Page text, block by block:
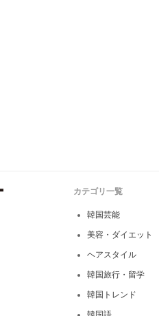
カテゴリ一覧
韓国芸能
美容・ダイエット
ヘアスタイル
韓国旅行・留学
韓国トレンド